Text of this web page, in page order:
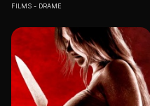
FILMS DRAME